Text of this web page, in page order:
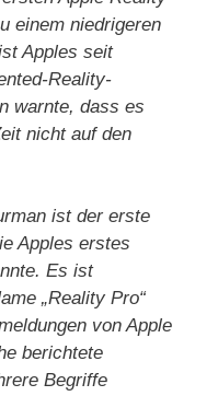
einem niedrigeren
Apples seit
Reality-
warnte, dass es
nicht auf den
ist der erste
Apples erstes
Es ist
„Reality Pro“
von Apple
berichtete
Begriffe